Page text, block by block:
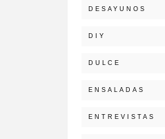
DESAYUNOS
DIY
DULCE
ENSALADAS
ENTREVISTAS